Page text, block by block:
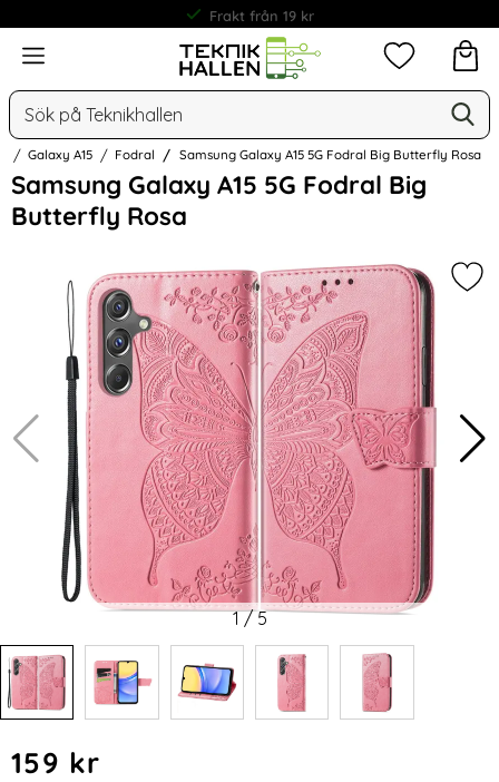
Frakt från 19 kr
Meny
Sök
Mina
Galaxy A15 Fodral Samsung Galaxy A15 5G Fodral Big Butterfly Rosa
Samsung Galaxy A15 5G Fodral Big
Butterfly Rosa
Hoppa
över
Bilder
1/5
pris
159 kr